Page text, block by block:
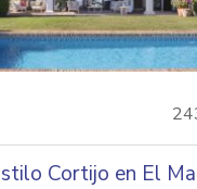
Cortijo en El